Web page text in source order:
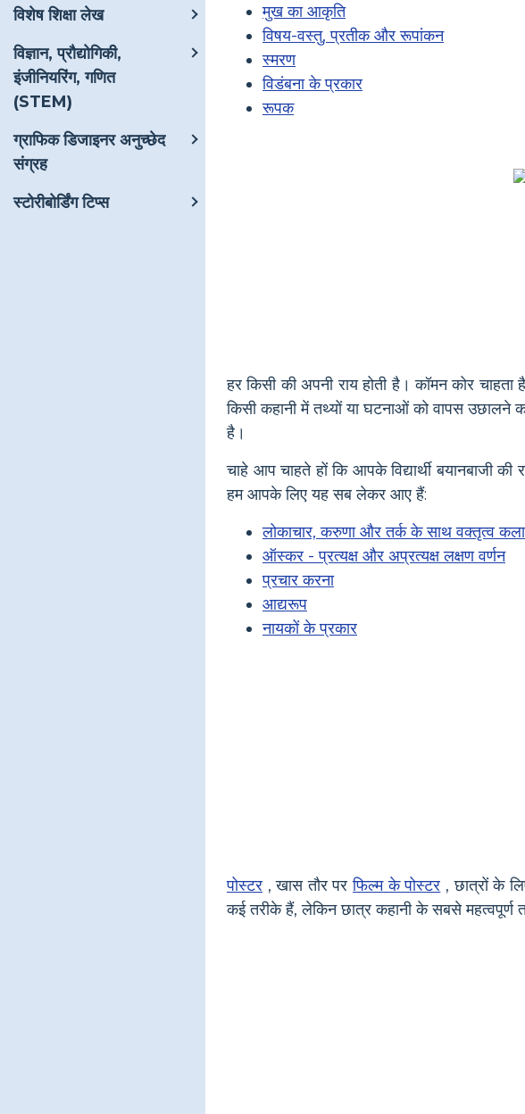
विशेष शिक्षा लेख
विज्ञान, प्रौद्योगिकी,
इंजीनियरिंग, गणित
(STEM)
ग्राफिक डिजाइनर अनुच्छेद
संग्रह
स्टोरीबोर्डिंग टिप्स
मुख का आकृति
विषय-वस्तु, प्रतीक और रूपांकन
स्मरण
विडंबना के प्रकार
रूपक
हर किसी की अपनी राय होती है। कॉमन कोर
किसी कहानी में तथ्यों या घटनाओं को वापस उछालने
है।
चाहे आप चाहते हों कि आपके विद्यार्थी बयानबाजी
हम आपके लिए यह सब लेकर आए हैं:
लोकाचार, करुणा और तर्क के साथ वक्तृत्व कला
ऑस्कर - प्रत्यक्ष और अप्रत्यक्ष लक्षण वर्णन
प्रचार करना
आद्यरूप
नायकों के प्रकार
पोस्टर , खास तौर परफिल्म के पोस्टर , छात्रों के
कई तरीके हैं, लेकिन छात्र कहानी के सबसे